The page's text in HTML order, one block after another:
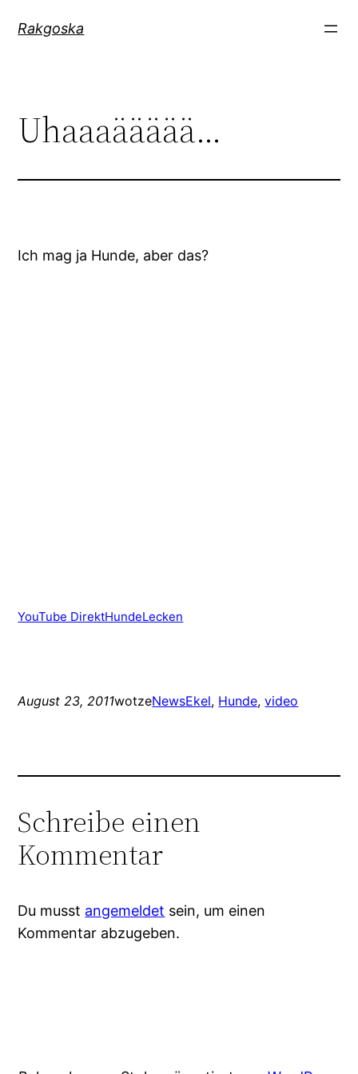
InhaltRakgoska
Uhaaaäääää…
Ich mag ja Hunde, aber das?
YouTube DirektHundeLecken
August 23, 2011wotzeNewsEkel, Hunde, video
Schreibe einen
Kommentar
Du musst angemeldet sein, um einen
Kommentar abzugeben.